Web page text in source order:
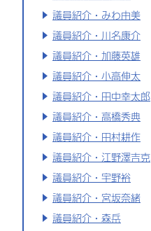
議員紹介・みわ由美
議員紹介・川名康介
議員紹介・加藤英雄
議員紹介・小高伸太
議員紹介・田中幸太郎
議員紹介・高橋秀典
議員紹介・田村耕作
議員紹介・江野澤吉克
議員紹介・宇野裕
議員紹介・宮坂奈緒
議員紹介・森岳